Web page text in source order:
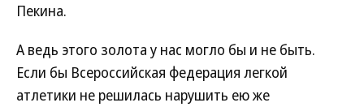
Пекина.
А ведь этого золота у нас могло бы и не быть.
Если бы Всероссийская федерация легкой
атлетики не решилась нарушить ею же